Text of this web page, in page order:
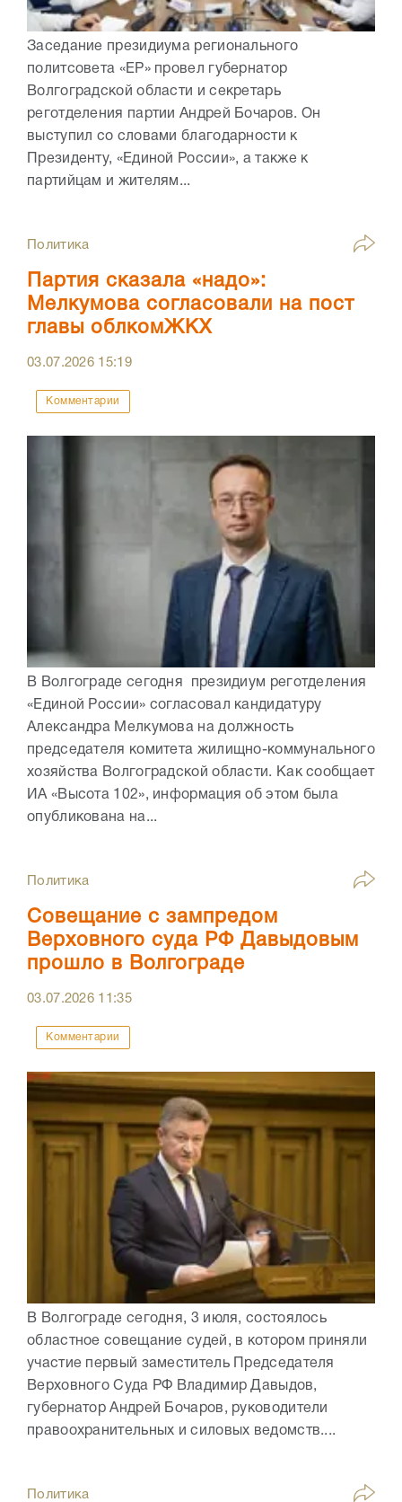
Заседание президиума регионального
политсовета «ЕР» провел губернатор
Волгоградской области и секретарь
реготделения партии Андрей Бочаров. Он
выступил со словами благодарности к
Президенту, «Единой России», а также к
партийцам и жителям...
Политика
Партия сказала «надо»:
Мелкумова согласовали на пост
главы облкомЖКХ
03.07.2026 15:19
Комментарии
В Волгограде сегодня президиум реготделения
«Единой России» согласовал кандидатуру
Александра Мелкумова на должность
председателя комитета жилищно-коммунального
хозяйства Волгоградской области. Как сообщает
ИА «Высота 102», информация об этом была
опубликована на...
Политика
Совещание с зампредом
Верховного суда РФ Давыдовым
прошло в Волгограде
03.07.2026 11:35
Комментарии
В Волгограде сегодня, 3 июля, состоялось
областное совещание судей, в котором приняли
участие первый заместитель Председателя
Верховного Суда РФ Владимир Давыдов,
губернатор Андрей Бочаров, руководители
правоохранительных и силовых ведомств....
Политика